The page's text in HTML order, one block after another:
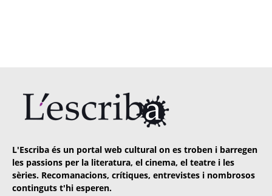
L'Escriba és un portal web cultural on es troben i barregen
les passions per la literatura, el cinema, el teatre i les
sèries. Recomanacions, crítiques, entrevistes i nombrosos
continguts t'hi esperen.